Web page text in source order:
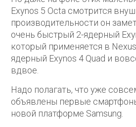
Exynos 5 Octa смотрится
производительности он
очень быстрый 2-ядерный
который применяется в
ядерный Exynos 4 Quad и
вдвое.
Надо полагать, что уже
объявлены первые
новой платформе Samsung.